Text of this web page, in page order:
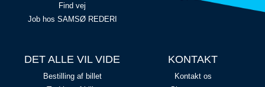
Find vej
Job hos SAMSØ REDERI
DET ALLE VIL VIDE
Bestilling af billet
KONTAKT
Kontakt os